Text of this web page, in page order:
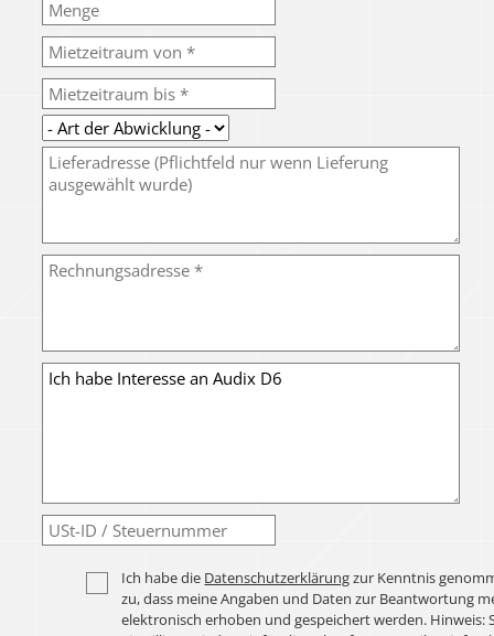
Ich habe die Datenschutzerklärungzur Kenntnis
zu, dass meine Angaben und Daten zur Beantwortung
elektronisch erhoben und gespeichert werden. Hinweis: